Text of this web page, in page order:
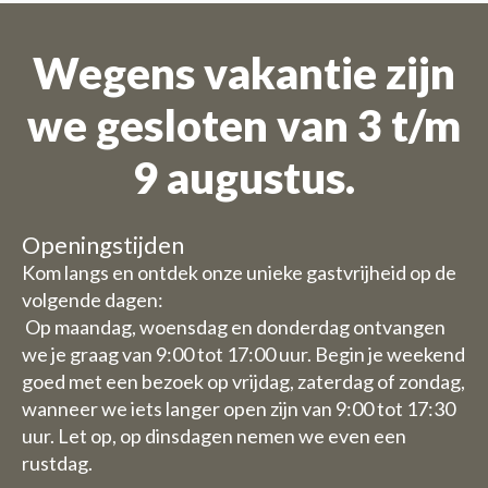
Wegens vakantie zijn
we gesloten van 3 t/m
9 augustus.
Openingstijden
Kom langs en ontdek onze unieke gastvrijheid op de
volgende dagen:
Op maandag, woensdag en donderdag ontvangen
we je graag van 9:00 tot 17:00 uur. Begin je weekend
goed met een bezoek op vrijdag, zaterdag of zondag,
wanneer we iets langer open zijn van 9:00 tot 17:30
uur. Let op, op dinsdagen nemen we even een
rustdag.